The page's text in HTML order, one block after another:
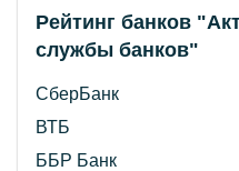
Рейтинг банков
службы банков"
СберБанк
ВТБ
ББР Банк